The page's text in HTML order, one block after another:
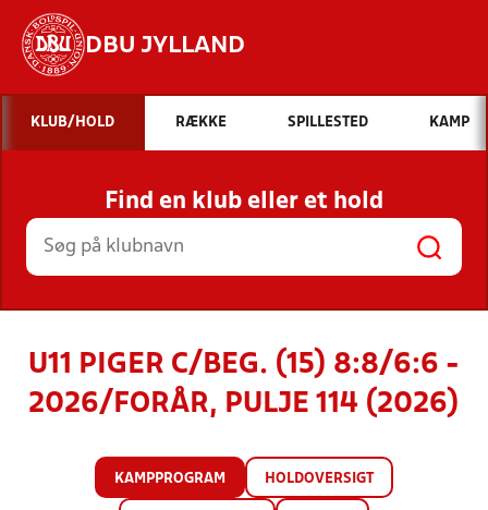
DBU JYLLAND
Hvad vil du søge efter?
INDHOLD OG NYHEDER
STILLINGER, RESULTATER, KLUBBER OG
HOLD
KLUB/HOLD RÆKKE SPILLESTED KAMP
Find en klub eller et hold
U11 PIGER C/BEG. (15) 8:8/6:6 -
2026/FORÅR, PULJE 114 (2026)
KAMPPROGRAM HOLDOVERSIGT